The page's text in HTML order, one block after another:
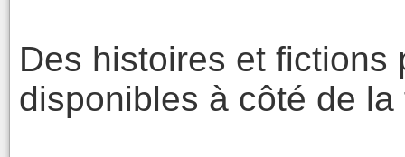
Des histoires et fictions
disponibles à côté de